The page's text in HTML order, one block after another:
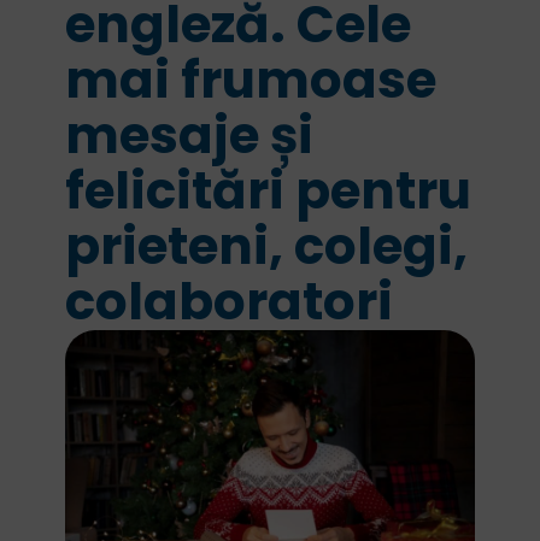
engleză. Cele
mai frumoase
mesaje și
felicitări pentru
prieteni, colegi,
colaboratori